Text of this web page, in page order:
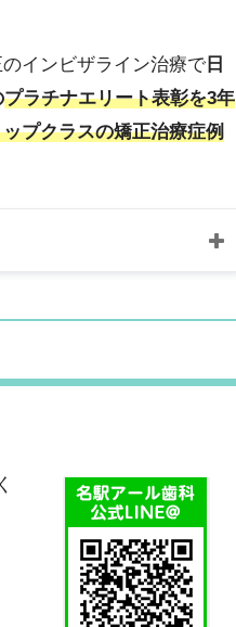
インビザライン治療で 日
プラチナエリート表彰を3年
プクラスの矯正治療症例